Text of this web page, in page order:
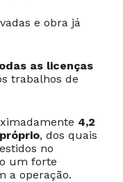
e obra já
as licenças
trabalhos de
4,2
, dos quais
no
um forte
a operação.